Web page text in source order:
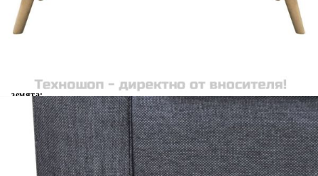
Цвят:
Материал:
Дървена рамка + висококачествена
Височина на седалката от
земята:
40 см
Ширина на седалката:
100 см
Размери на възглавницата за
облягане:
50 x 34 x 15 см (Д x Ш x Деб)
Размер на възглавницата на
седалката:
50 x 54 x 10 см (Д x Ш x Деб)